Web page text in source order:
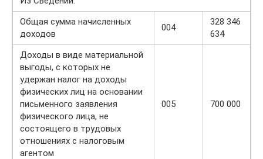
Общая сумма начисленных
доходов
004
328 346
634
Доходы в виде материальной
выгоды, с которых не
удержан налог на доходы
физических лиц на основании
письменного заявления
физического лица, не
состоящего в трудовых
отношениях с налоговым
агентом
005 700 000